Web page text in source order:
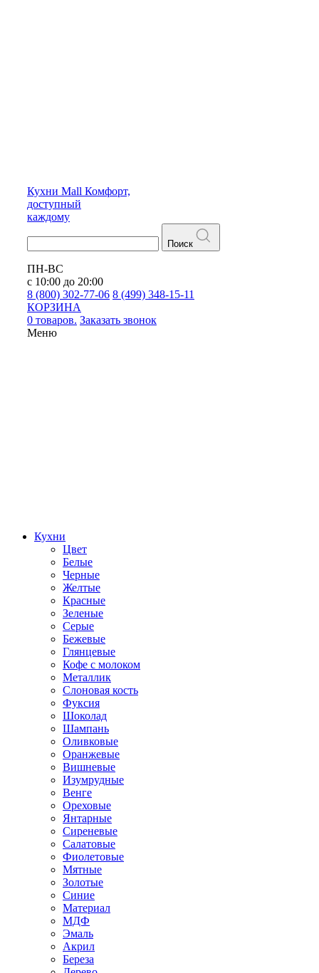
Кухни Mall Комфорт,
доступный
каждому
Поиск
ПН-ВС
с 10:00 до 20:00
8 (800) 302-77-06 8 (499) 348-15-11
КОРЗИНА
0 товаров. Заказать звонок
Меню
Кухни
Цвет
Белые
Черные
Желтые
Красные
Зеленые
Серые
Бежевые
Глянцевые
Кофе с молоком
Металлик
Слоновая кость
Фуксия
Шоколад
Шампань
Оливковые
Оранжевые
Вишневые
Изумрудные
Венге
Ореховые
Янтарные
Сиреневые
Салатовые
Фиолетовые
Мятные
Золотые
Синие
Материал
МДФ
Эмаль
Акрил
Береза